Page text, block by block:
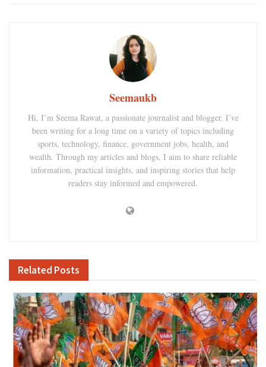
Seemaukb
Hi, I’m Seema Rawat, a passionate journalist and blogger. I’ve
been writing for a long time on a variety of topics including
sports, technology, finance, government jobs, health, and
wealth. Through my articles and blogs, I aim to share reliable
information, practical insights, and inspiring stories that help
readers stay informed and empowered.
Related Posts